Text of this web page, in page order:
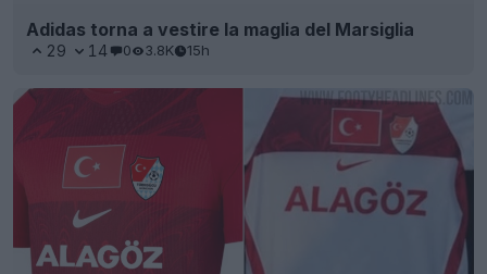
Adidas torna a vestire la maglia del Marsiglia
29 14 0 3.8K 15h